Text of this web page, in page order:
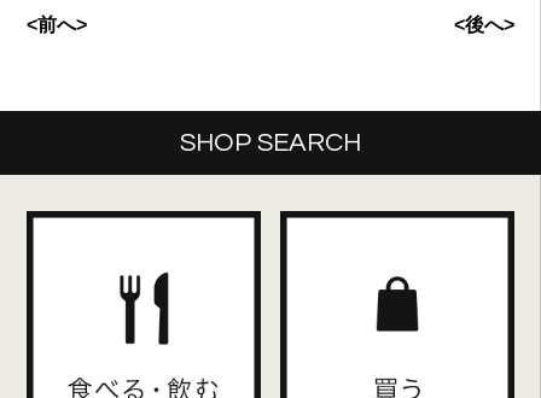
<前へ> <後へ>
SHOP SEARCH